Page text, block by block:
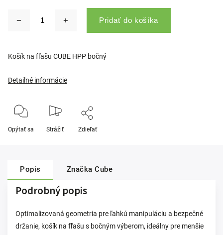
Pridať do košíka
Košík na fľašu CUBE HPP bočný
Detailné informácie
Opýtať sa Strážiť Zdieľať
Popis Značka Cube
Podrobný popis
Optimalizovaná geometria pre ľahkú manipuláciu a bezpečné
držanie, košík na fľašu s bočným výberom, ideálny pre menšie